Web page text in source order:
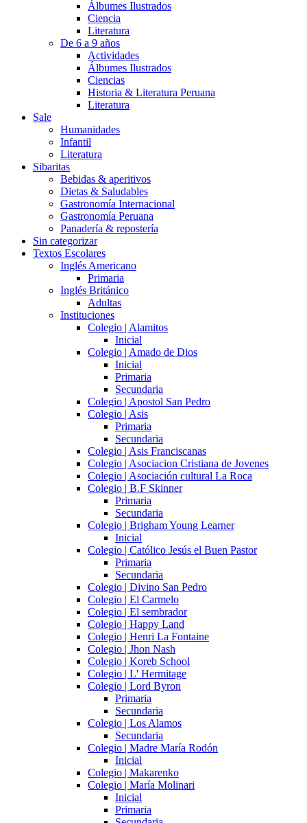
Álbumes Ilustrados
Ciencia
Literatura
De 6 a 9 años
Actividades
Álbumes Ilustrados
Ciencias
Historia & Literatura Peruana
Literatura
Sale
Humanidades
Infantil
Literatura
Sibaritas
Bebidas & aperitivos
Dietas & Saludables
Gastronomía Internacional
Gastronomía Peruana
Panadería & repostería
Sin categorizar
Textos Escolares
Inglés Americano
Primaria
Inglés Británico
Adultas
Instituciones
Colegio | Alamitos
Inicial
Colegio | Amado de Dios
Inicial
Primaria
Secundaria
Colegio | Apostol San Pedro
Colegio | Asis
Primaria
Secundaria
Colegio | Asis Franciscanas
Colegio | Asociacion Cristiana de Jovenes
Colegio | Asociación cultural La Roca
Colegio | B.F Skinner
Primaria
Secundaria
Colegio | Brigham Young Learner
Inicial
Colegio | Católico Jesús el Buen Pastor
Primaria
Secundaria
Colegio | Divino San Pedro
Colegio | El Carmelo
Colegio | El sembrador
Colegio | Happy Land
Colegio | Henri La Fontaine
Colegio | Jhon Nash
Colegio | Koreb School
Colegio | L' Hermitage
Colegio | Lord Byron
Primaria
Secundaria
Colegio | Los Alamos
Secundaria
Colegio | Madre María Rodón
Inicial
Colegio | Makarenko
Colegio | María Molinari
Inicial
Primaria